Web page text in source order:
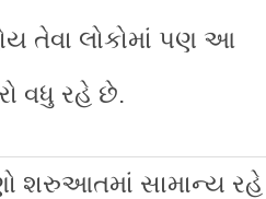
તેવા લોકોમાં પણ આ
વધુ રહે છે.
શરુઆતમાં સામાન્ય રહે